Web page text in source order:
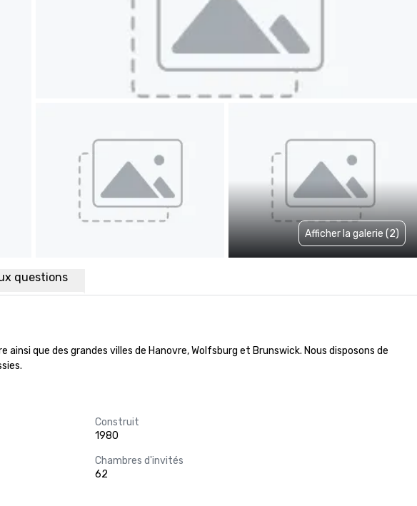
Afficher la galerie (2)
questions
que des grandes villes de Hanovre, Wolfsburg et Brunswick. Nous disposons de
Construit
1980
Chambres d'invités
62